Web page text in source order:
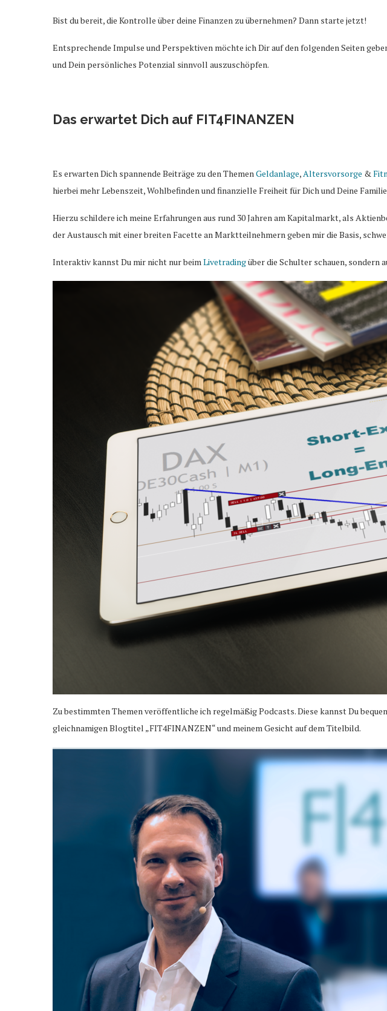
Bist du bereit, die Kontrolle über deine Finanzen zu übernehmen? Dann starte jetzt!
Entsprechende Impulse und Perspektiven möchte ich Dir auf den folgenden Seiten
und Dein persönliches Potenzial sinnvoll auszuschöpfen.
Das erwartet Dich auf FIT4FINANZEN
Es erwarten Dich spannende Beiträge zu den Themen Geldanlage, Altersvorsorge &
hierbei mehr Lebenszeit, Wohlbefinden und finanzielle Freiheit für Dich und Deine
Hierzu schildere ich meine Erfahrungen aus rund 30 Jahren am Kapitalmarkt, als
der Austausch mit einer breiten Facette an Marktteilnehmern geben mir die Basis,
Interaktiv kannst Du mir nicht nur beim Livetradingüber die Schulter schauen, sondern
Zu bestimmten Themen veröffentliche ich regelmäßig Podcasts. Diese kannst Du
gleichnamigen Blogtitel „FIT4FINANZEN“ und meinem Gesicht auf dem Titelbild.